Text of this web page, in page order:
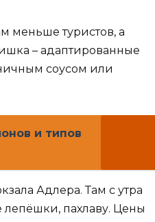
меньше туристов, а
– адаптированные
соусом или
и типов
Адлера. Там с утра
пахлаву. Цены